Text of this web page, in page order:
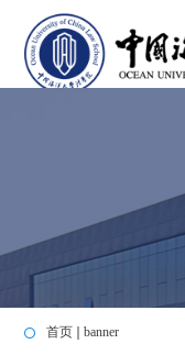
首页 banner